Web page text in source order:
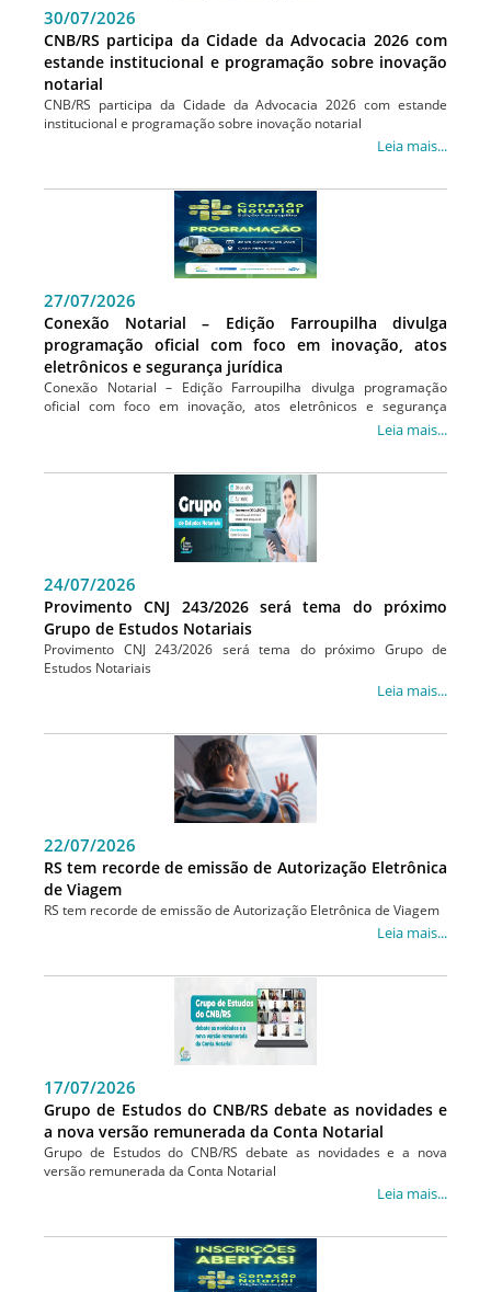
30/07/2026
CNB/RS participa da Cidade da Advocacia 2026 com
estande institucional e programação sobre inovação
notarial
CNB/RS participa da Cidade da Advocacia 2026 com estande
institucional e programação sobre inovação notarial
Leia mais...
27/07/2026
Conexão Notarial – Edição Farroupilha divulga
programação oficial com foco em inovação, atos
eletrônicos e segurança jurídica
Conexão Notarial – Edição Farroupilha divulga programação
oficial com foco em inovação, atos eletrônicos e segurança
Leia mais...
24/07/2026
Provimento CNJ 243/2026 será tema do próximo
Grupo de Estudos Notariais
Provimento CNJ 243/2026 será tema do próximo Grupo de
Estudos Notariais
Leia mais...
22/07/2026
RS tem recorde de emissão de Autorização Eletrônica
de Viagem
RS tem recorde de emissão de Autorização Eletrônica de Viagem
Leia mais...
17/07/2026
Grupo de Estudos do CNB/RS debate as novidades e
a nova versão remunerada da Conta Notarial
Grupo de Estudos do CNB/RS debate as novidades e a nova
versão remunerada da Conta Notarial
Leia mais...